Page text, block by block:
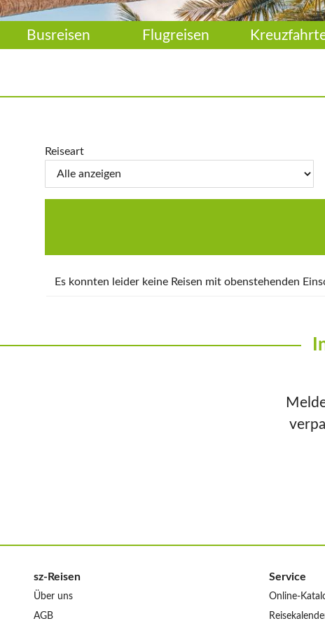
Busreisen Flugreisen
Reiseart
Es konnten leider keine Reisen mit obenstehenden
sz-Reisen
Über uns
AGB
Service
Online-